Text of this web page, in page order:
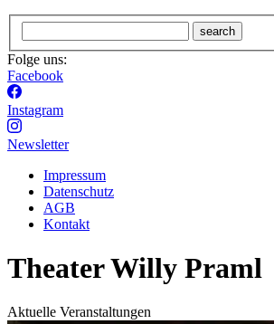
search
Folge uns:
Facebook
Instagram
Newsletter
Impressum
Datenschutz
AGB
Kontakt
Theater Willy Praml
Aktuelle Veranstaltungen